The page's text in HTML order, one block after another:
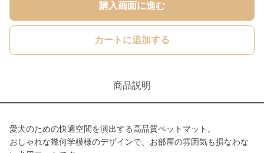
購入画面に進む
カートに追加する
商品説明
愛犬のための快適空間を演出する高品質ペットマット。
おしゃれな幾何学模様のデザインで、お部屋の雰囲気も損なわな